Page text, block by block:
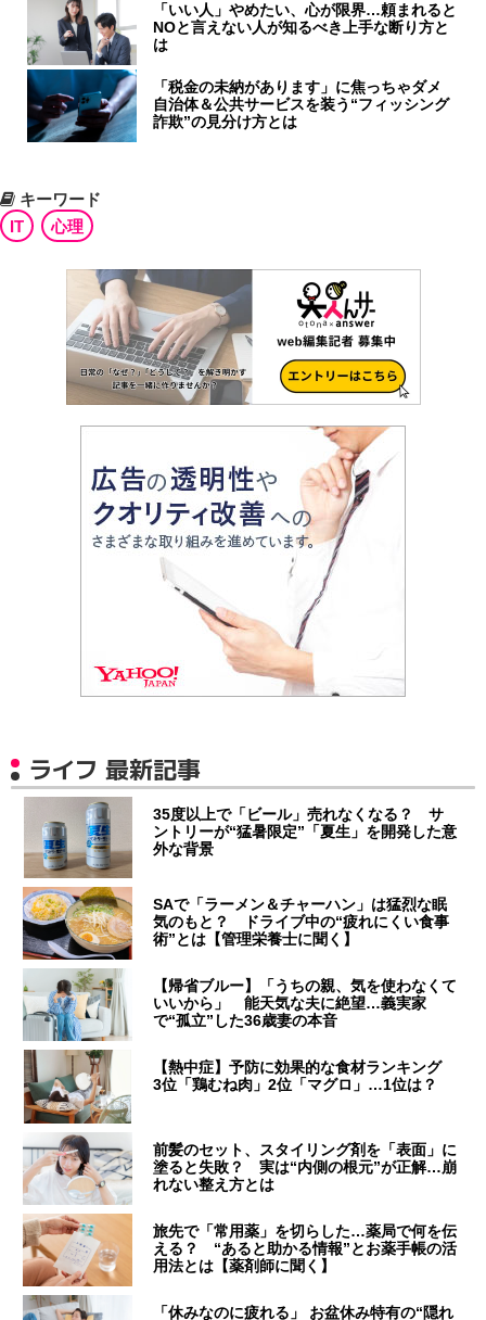
「いい人」やめたい、心が限界…頼まれると
NOと言えない人が知るべき上手な断り方と
は
「税金の未納があります」に焦っちゃダメ
自治体＆公共サービスを装う“フィッシング
詐欺”の見分け方とは
キーワード
IT
心理
ライフ 最新記事
35度以上で「ビール」売れなくなる？ サ
ントリーが“猛暑限定”「夏生」を開発した意
外な背景
SAで「ラーメン＆チャーハン」は猛烈な眠
気のもと？ ドライブ中の“疲れにくい食事
術”とは【管理栄養士に聞く】
【帰省ブルー】「うちの親、気を使わなくて
いいから」 能天気な夫に絶望…義実家
で“孤立”した36歳妻の本音
【熱中症】予防に効果的な食材ランキング
3位「鶏むね肉」2位「マグロ」…1位は？
前髪のセット、スタイリング剤を「表面」に
塗ると失敗？ 実は“内側の根元”が正解…崩
れない整え方とは
旅先で「常用薬」を切らした…薬局で何を伝
える？ “あると助かる情報”とお薬手帳の活
用法とは【薬剤師に聞く】
「休みなのに疲れる」 お盆休み特有の“隠れ